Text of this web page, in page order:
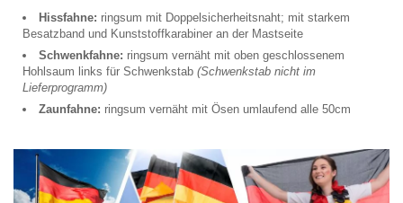
Hissfahne: ringsum mit Doppelsicherheitsnaht; mit starkem
Besatzband und Kunststoffkarabiner an der Mastseite
Schwenkfahne: ringsum vernäht mit oben geschlossenem
Hohlsaum links für Schwenkstab (Schwenkstab nicht im
Lieferprogramm)
Zaunfahne: ringsum vernäht mit Ösen umlaufend alle 50cm